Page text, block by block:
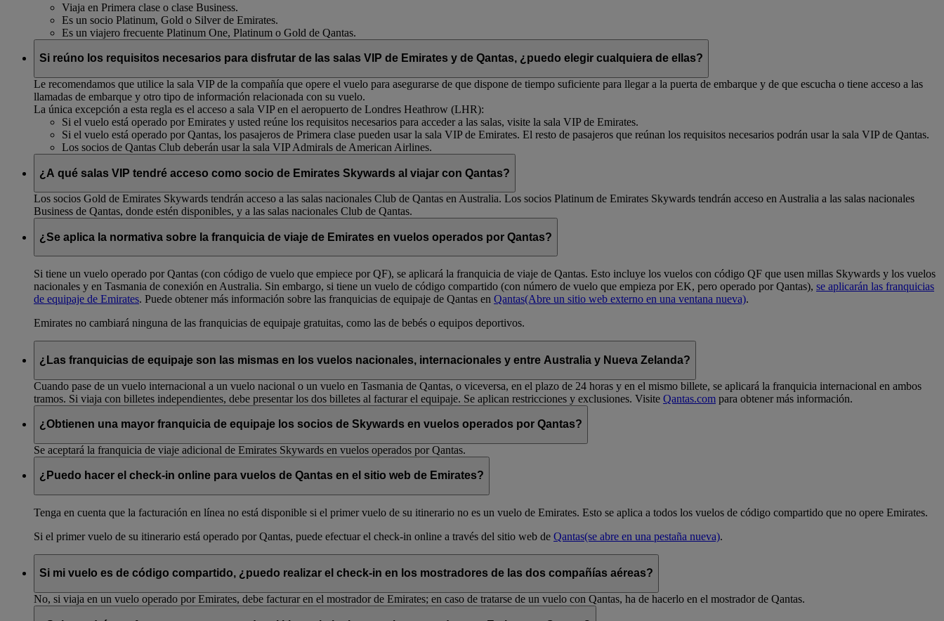
Viaja en Primera clase o clase Business.
Es un socio Platinum, Gold o Silver de Emirates.
Es un viajero frecuente Platinum One, Platinum o Gold de Qantas.
Si reúno los requisitos necesarios para disfrutar de las salas VIP de Emirates y de Qantas, ¿puedo elegir cualquiera de ellas?
Le recomendamos que utilice la sala VIP de la compañía que opere el vuelo para asegurarse de que dispone de tiempo suficiente para llegar a la puerta de embarque y de que escucha o tiene acceso a las
llamadas de embarque y otro tipo de información relacionada con su vuelo.
La única excepción a esta regla es el acceso a sala VIP en el aeropuerto de Londres Heathrow (LHR):
Si el vuelo está operado por Emirates y usted reúne los requisitos necesarios para acceder a las salas, visite la sala VIP de Emirates.
Si el vuelo está operado por Qantas, los pasajeros de Primera clase pueden usar la sala VIP de Emirates. El resto de pasajeros que reúnan los requisitos necesarios podrán usar la sala VIP de Qantas.
Los socios de Qantas Club deberán usar la sala VIP Admirals de American Airlines.
¿A qué salas VIP tendré acceso como socio de Emirates Skywards al viajar con Qantas?
Los socios Gold de Emirates Skywards tendrán acceso a las salas nacionales Club de Qantas en Australia. Los socios Platinum de Emirates Skywards tendrán acceso en Australia a las salas nacionales
Business de Qantas, donde estén disponibles, y a las salas nacionales Club de Qantas.
¿Se aplica la normativa sobre la franquicia de viaje de Emirates en vuelos operados por Qantas?
Si tiene un vuelo operado por Qantas (con código de vuelo que empiece por QF), se aplicará la franquicia de viaje de Qantas. Esto incluye los vuelos con código QF que usen millas Skywards y los vuelos
nacionales y en Tasmania de conexión en Australia. Sin embargo, si tiene un vuelo de código compartido (con número de vuelo que empieza por EK, pero operado por Qantas), se aplicarán las franquicias
de equipaje de Emirates. Puede obtener más información sobre las franquicias de equipaje de Qantas en Qantas(Abre un sitio web externo en una ventana nueva).
Emirates no cambiará ninguna de las franquicias de equipaje gratuitas, como las de bebés o equipos deportivos.
¿Las franquicias de equipaje son las mismas en los vuelos nacionales, internacionales y entre Australia y Nueva Zelanda?
Cuando pase de un vuelo internacional a un vuelo nacional o un vuelo en Tasmania de Qantas, o viceversa, en el plazo de 24 horas y en el mismo billete, se aplicará la franquicia internacional en ambos
tramos. Si viaja con billetes independientes, debe presentar los dos billetes al facturar el equipaje. Se aplican restricciones y exclusiones. Visite Qantas.com para obtener más información.
¿Obtienen una mayor franquicia de equipaje los socios de Skywards en vuelos operados por Qantas?
Se aceptará la franquicia de viaje adicional de Emirates Skywards en vuelos operados por Qantas.
¿Puedo hacer el check-in online para vuelos de Qantas en el sitio web de Emirates?
Tenga en cuenta que la facturación en línea no está disponible si el primer vuelo de su itinerario no es un vuelo de Emirates. Esto se aplica a todos los vuelos de código compartido que no opere Emirates.
Si el primer vuelo de su itinerario está operado por Qantas, puede efectuar el check-in online a través del sitio web de Qantas(se abre en una pestaña nueva).
Si mi vuelo es de código compartido, ¿puedo realizar el check-in en los mostradores de las dos compañías aéreas?
No, si viaja en un vuelo operado por Emirates, debe facturar en el mostrador de Emirates; en caso de tratarse de un vuelo con Qantas, ha de hacerlo en el mostrador de Qantas.